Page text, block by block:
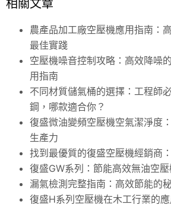
相關文章
農產品加工廠空壓機應用指南：
最佳實踐
空壓機噪音控制攻略：高效降噪
用指南
不同材質儲氣桶的選擇：工程師
鋼，哪款適合你？
復盛微油變頻空壓機空氣潔淨度
生產力
找到最優質的復盛空壓機經銷商
復盛GW系列：節能高效無油空
漏氣檢測完整指南：高效節能的
復盛H系列空壓機在木工行業的